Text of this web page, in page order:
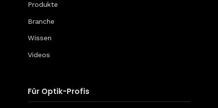
Produkte
Branche
Wissen
Videos
Für Optik-Profis